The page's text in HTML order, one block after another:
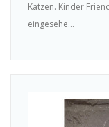
Katzen. Kinder
eingesehe...